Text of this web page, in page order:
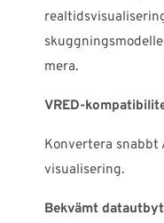
mera.
VRED-
Konvertera snabbt
visualisering.
Bekvämt